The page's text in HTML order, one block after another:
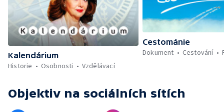
Kalendárium
Historie
Osobnosti Vzdělávací
Cestománie
Dokument
Cestování
Objektiv na sociálních sítích